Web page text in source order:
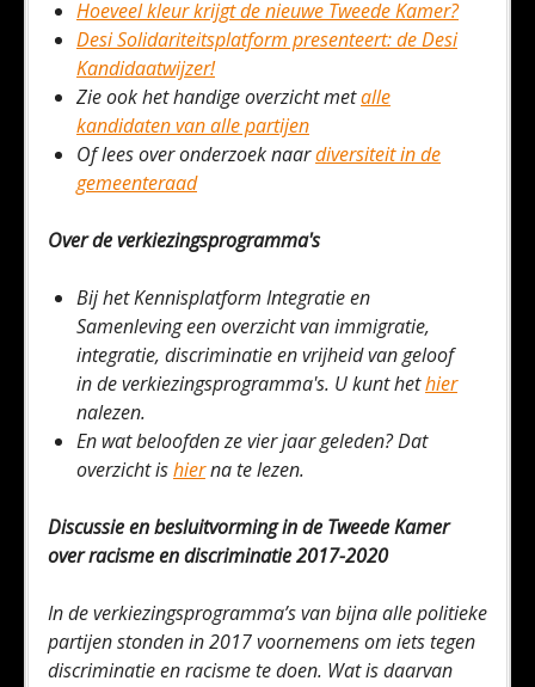
Hoeveel kleur krijgt de nieuwe Tweede Kamer?
Desi Solidariteitsplatform presenteert: de Desi
Kandidaatwijzer!
Zie ook het handige overzicht metalle
kandidaten van alle partijen
Of lees over onderzoek naardiversiteit in de
gemeenteraad
Over de verkiezingsprogramma's
Bij het Kennisplatform Integratie en
Samenleving een overzicht van immigratie,
integratie, discriminatie en vrijheid van geloof
in de verkiezingsprogramma's. U kunt hethier
nalezen.
En wat beloofden ze vier jaar geleden? Dat
overzicht ishierna te lezen.
Discussie en besluitvorming in de Tweede Kamer
over racisme en discriminatie 2017-2020
In de verkiezingsprogramma’s van bijna alle politieke
partijen stonden in 2017 voornemens om iets tegen
discriminatie en racisme te doen. Wat is daarvan